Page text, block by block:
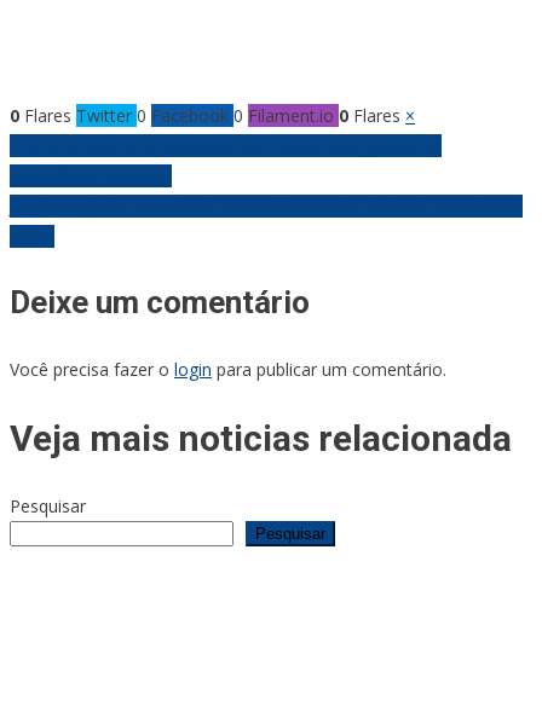
0 Flares Twitter 0 Facebook 0 Filament.io 0 Flares ×
Navegação
de
Post
Deixe um comentário
Você precisa fazer o login para publicar um comentário.
Veja mais noticias relacionada
Pesquisar
Pesquisar